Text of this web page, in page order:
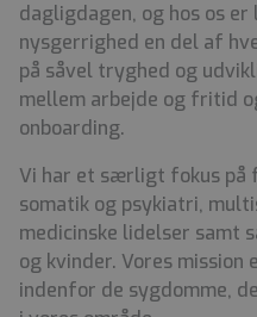
dagligdagen, og hos os
nysgerrighed en del af
på såvel tryghed og
mellem arbejde og fritid
onboarding.
Vi har et særligt fokus på
somatik og psykiatri,
medicinske lidelser samt
og kvinder. Vores
indenfor de sygdomme,